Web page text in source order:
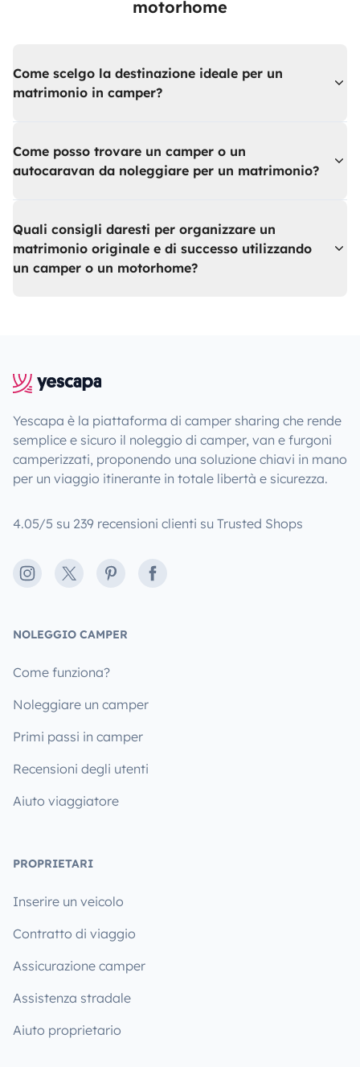
motorhome
Come scelgo la destinazione ideale per un
matrimonio in camper?
Come posso trovare un camper o un
autocaravan da noleggiare per un matrimonio?
Quali consigli daresti per organizzare un
matrimonio originale e di successo utilizzando
un camper o un motorhome?
Yescapa è la piattaforma di camper sharing che rende
semplice e sicuro il noleggio di camper, van e furgoni
camperizzati, proponendo una soluzione chiavi in mano
per un viaggio itinerante in totale libertà e sicurezza.
4.05/5 su 239 recensioni clienti su Trusted Shops
Instagram
X PinterestFacebook
NOLEGGIO CAMPER
Come funziona?
Noleggiare un camper
Primi passi in camper
Recensioni degli utenti
Aiuto viaggiatore
PROPRIETARI
Inserire un veicolo
Contratto di viaggio
Assicurazione camper
Assistenza stradale
Aiuto proprietario